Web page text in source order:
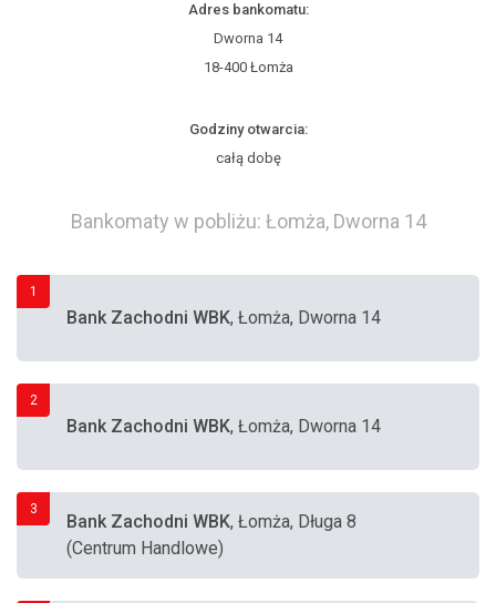
Adres bankomatu:
Dworna 14
18-400 Łomża
Godziny otwarcia:
całą dobę
Bankomaty w pobliżu: Łomża, Dworna 14
1
Bank Zachodni WBK, Łomża, Dworna 14
2
Bank Zachodni WBK, Łomża, Dworna 14
3
Bank Zachodni WBK, Łomża, Długa 8
(Centrum Handlowe)